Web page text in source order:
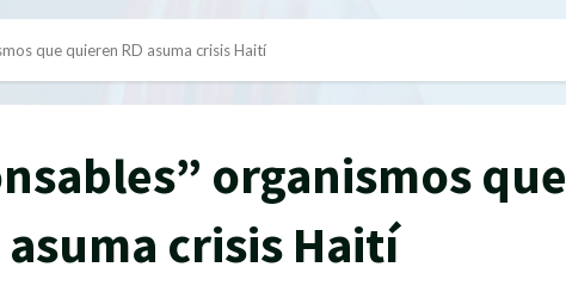
que quieren RD asuma crisis Haití
organismos que
crisis Haití